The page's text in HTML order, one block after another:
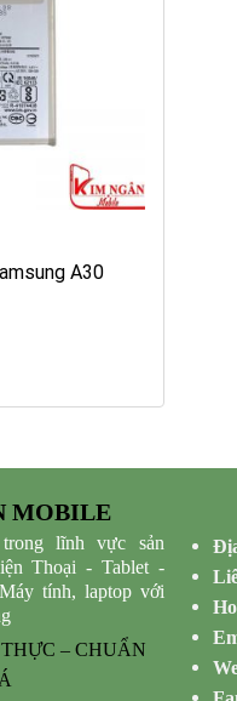
A30
MOBILE
lĩnh vực sản
Thoại - Tablet -
tính, laptop với
– CHUẨN